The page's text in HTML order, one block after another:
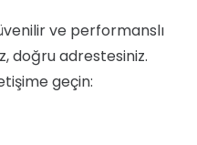
ve performanslı
doğru adrestesiniz.
geçin: